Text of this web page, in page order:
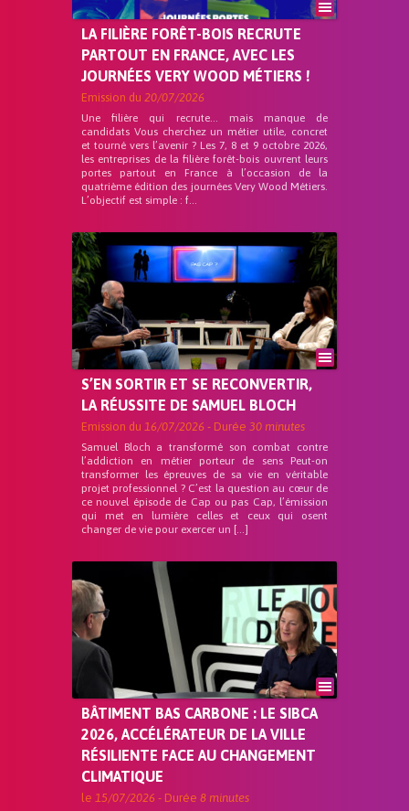
LA FILIÈRE FORÊT-BOIS RECRUTE
PARTOUT EN FRANCE, AVEC LES
JOURNÉES VERY WOOD MÉTIERS !
Emission du 20/07/2026
Une filière qui recrute… mais manque de
candidats Vous cherchez un métier utile, concret
et tourné vers l’avenir ? Les 7, 8 et 9 octobre 2026,
les entreprises de la filière forêt-bois ouvrent leurs
portes partout en France à l’occasion de la
quatrième édition des journées Very Wood Métiers.
L’objectif est simple : f...
S’EN SORTIR ET SE RECONVERTIR,
LA RÉUSSITE DE SAMUEL BLOCH
Emission du 16/07/2026 - Durée 30 minutes
Samuel Bloch a transformé son combat contre
l’addiction en métier porteur de sens Peut-on
transformer les épreuves de sa vie en véritable
projet professionnel ? C’est la question au cœur de
ce nouvel épisode de Cap ou pas Cap, l’émission
qui met en lumière celles et ceux qui osent
changer de vie pour exercer un […]
BÂTIMENT BAS CARBONE : LE SIBCA
2026, ACCÉLÉRATEUR DE LA VILLE
RÉSILIENTE FACE AU CHANGEMENT
CLIMATIQUE
le 15/07/2026 - Durée 8 minutes